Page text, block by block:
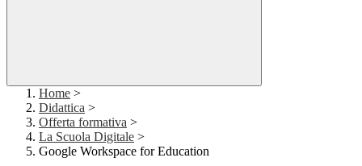
Home >
Didattica >
Offerta formativa >
La Scuola Digitale >
Google Workspace for Education